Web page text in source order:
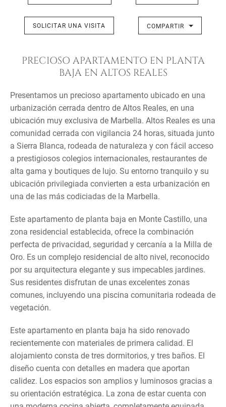
SOLICITAR UNA VISITA COMPARTIR
PRECIOSO APARTAMENTO EN PLANTA
BAJA EN ALTOS REALES
Presentamos un precioso apartamento ubicado en una
urbanización cerrada dentro de Altos Reales, en una
ubicación muy exclusiva de Marbella. Altos Reales es una
comunidad cerrada con vigilancia 24 horas, situada junto
a Sierra Blanca, rodeada de naturaleza y con fácil acceso
a prestigiosos colegios internacionales, restaurantes de
alta gama y boutiques de lujo. Su entorno tranquilo y su
ubicación privilegiada convierten a esta urbanización en
una de las más codiciadas de la Marbella.
Este apartamento de planta baja en Monte Castillo, una
zona residencial establecida, ofrece la combinación
perfecta de privacidad, seguridad y cercanía a la Milla de
Oro. Es un complejo residencial de alto nivel, reconocido
por su arquitectura elegante y sus impecables jardines.
Sus residentes disfrutan de unas excelentes zonas
comunes, incluyendo una piscina comunitaria rodeada de
vegetación.
Este apartamento en planta baja ha sido renovado
recientemente con materiales de primera calidad. El
alojamiento consta de tres dormitorios, y tres baños. El
diseño cuenta con detalles en madera que aportan
calidez. Los espacios son amplios y luminosos gracias a
su orientación estratégica. La zona de estar cuenta con